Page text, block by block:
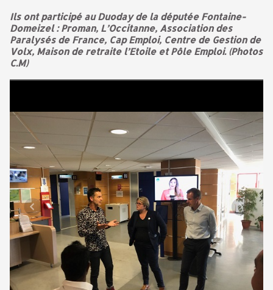
Ils ont participé au Duoday de la députée Fontaine-
Domeizel : Proman, L’Occitanne, Association des
Paralysés de France, Cap Emploi, Centre de Gestion de
Volx, Maison de retraite l’Etoile et Pôle Emploi. (Photos
C.M)